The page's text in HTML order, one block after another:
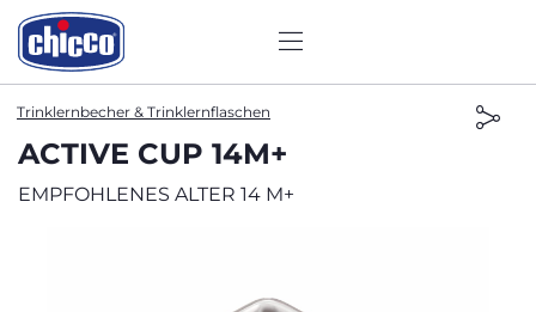
Trinklernbecher & Trinklernflaschen
ACTIVE CUP 14M+
EMPFOHLENES ALTER 14 M+